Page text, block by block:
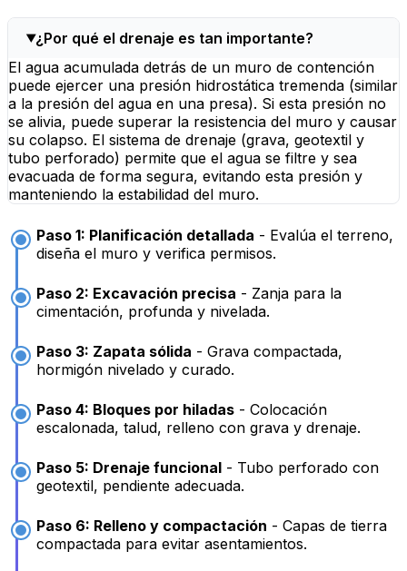
¿Por qué el drenaje es tan importante?
El agua acumulada detrás de un muro de contención
puede ejercer una presión hidrostática tremenda (similar
a la presión del agua en una presa). Si esta presión no
se alivia, puede superar la resistencia del muro y causar
su colapso. El sistema de drenaje (grava, geotextil y
tubo perforado) permite que el agua se filtre y sea
evacuada de forma segura, evitando esta presión y
manteniendo la estabilidad del muro.
Paso 1: Planificación detallada - Evalúa el terreno,
diseña el muro y verifica permisos.
Paso 2: Excavación precisa - Zanja para la
cimentación, profunda y nivelada.
Paso 3: Zapata sólida - Grava compactada,
hormigón nivelado y curado.
Paso 4: Bloques por hiladas - Colocación
escalonada, talud, relleno con grava y drenaje.
Paso 5: Drenaje funcional - Tubo perforado con
geotextil, pendiente adecuada.
Paso 6: Relleno y compactación - Capas de tierra
compactada para evitar asentamientos.